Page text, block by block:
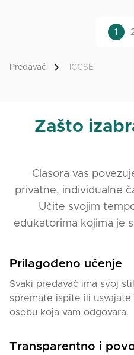
1
Predavači IGCSE
Zašto
Clasora vas
privatne, individualne
Učite svojim
edukatorima kojima je
Prilagođeno učenje
Svaki predavač ima svoj
spremate ispite ili
osobu koja vam odgovara.
Transparentno i